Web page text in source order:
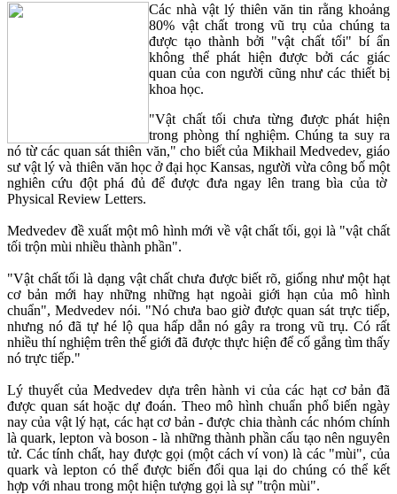
Các nhà vật lý thiên văn tin rằng khoảng
80% vật chất trong vũ trụ của chúng ta
được tạo thành bởi "vật chất tối" bí ẩn
không thể phát hiện được bởi các giác
quan của con người cũng như các thiết bị
khoa học.
"Vật chất tối chưa từng được phát hiện
trong phòng thí nghiệm. Chúng ta suy ra
nó từ các quan sát thiên văn," cho biết của Mikhail Medvedev, giáo
sư vật lý và thiên văn học ở đại học Kansas, người vừa công bố một
nghiên cứu đột phá đủ để được đưa ngay lên trang bìa của tờ
Physical Review Letters.
Medvedev đề xuất một mô hình mới về vật chất tối, gọi là "vật chất
tối trộn mùi nhiều thành phần".
"Vật chất tối là dạng vật chất chưa được biết rõ, giống như một hạt
cơ bản mới hay những những hạt ngoài giới hạn của mô hình
chuẩn", Medvedev nói. "Nó chưa bao giờ được quan sát trực tiếp,
nhưng nó đã tự hé lộ qua hấp dẫn nó gây ra trong vũ trụ. Có rất
nhiều thí nghiệm trên thế giới đã được thực hiện để cố gắng tìm thấy
nó trực tiếp."
Lý thuyết của Medvedev dựa trên hành vi của các hạt cơ bản đã
được quan sát hoặc dự đoán. Theo mô hình chuẩn phổ biến ngày
nay của vật lý hạt, các hạt cơ bản - được chia thành các nhóm chính
là quark, lepton và boson - là những thành phần cấu tạo nên nguyên
tử. Các tính chất, hay được gọi (một cách ví von) là các "mùi", của
quark và lepton có thể được biến đổi qua lại do chúng có thể kết
hợp với nhau trong một hiện tượng gọi là sự "trộn mùi".